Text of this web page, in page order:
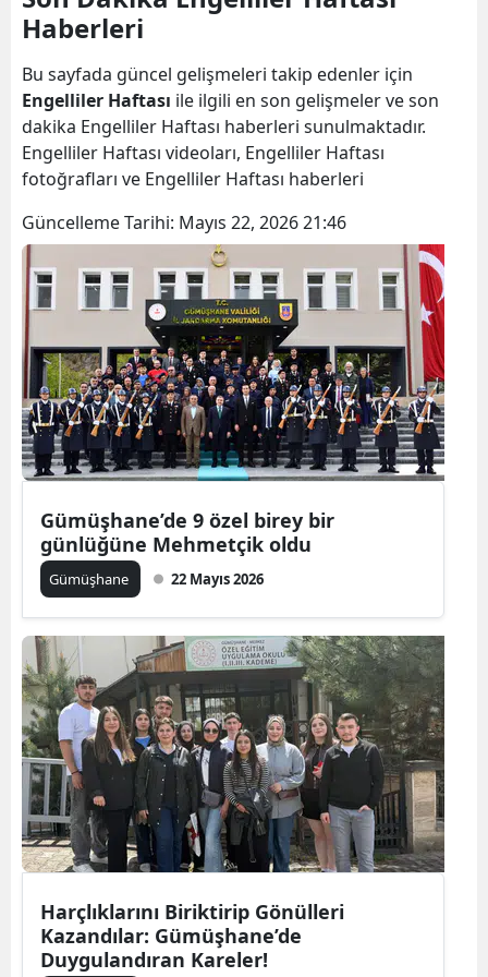
Bingöl
Bitlis
Bolu
Bursa
Çanakkale
Çankırı
Çorum
Denizli
Diyarbakır
Edirne
Erzurum
Eskişehir
Gaziantep
Giresun
Gümüşhane
Hakkari
Hatay
Haberleri
Bu sayfada güncel gelişmeleri takip edenler için
Engelliler Haftası ile ilgili en son gelişmeler ve son
dakika Engelliler Haftası haberleri sunulmaktadır.
Engelliler Haftası videoları, Engelliler Haftası
fotoğrafları ve Engelliler Haftası haberleri
Güncelleme Tarihi: Mayıs 22, 2026 21:46
Gümüşhane’de 9 özel birey bir
günlüğüne Mehmetçik oldu
Gümüşhane 22 Mayıs 2026
Harçlıklarını Biriktirip Gönülleri
Kazandılar: Gümüşhane’de
Duygulandıran Kareler!